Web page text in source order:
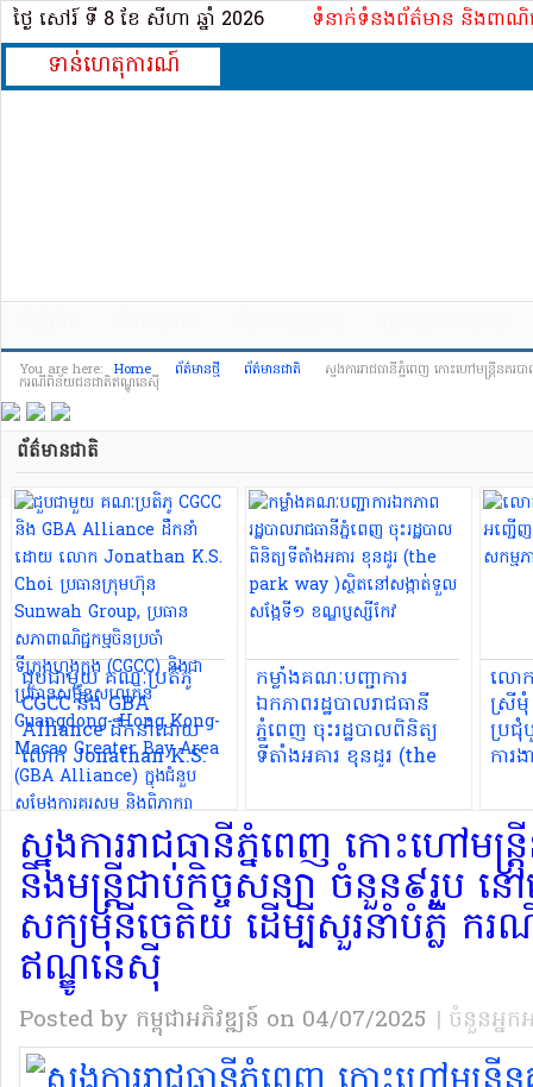
ថ្ងៃ សៅរ៍ ទី 8​ ខែ សីហា ឆ្នាំ 2026 ទំនាក់ទំនងព័ត៌មាន និងពាណិ
ទាន់ហេតុការណ៍
You are here: Home ព័ត៌មានថ្មី ព័ត៌មានជាតិ ស្នងការរាជធានីភ្នំពេញ កោះហៅមន្ត្រីនគ
ករណីពិន័យជនជាតិឥណ្ឌូនេស៊ី
ព័ត៌មានជាតិ
ជួបជាមួយ គណៈប្រតិភូ
CGCC និង GBA
Alliance ដឹកនាំដោយ
លោក Jonathan K.S.
Choi ប្រធានក្រុមហ៊ុន
Sunwah Group, ប្រធាន
សភាពាណិជ្ជកម្មចិនប្រចាំ
ទីក្រុងហុងកុង (CGCC) និង
ជាប្រធានសម្ព័ន្ធសហគ្រិន
Guangdong- Hong
Kong-Macao Greater
Bay Area (GBA
Alliance) ក្នុងជំនួប
សម្តែងការគួរសម និង
ពិភាក្សាការងារ នៅវិមាន
សន្តិភាព។
កម្លាំងគណៈបញ្ជាការ
ឯកភាពរដ្ឋបាលរាជធានី
ភ្នំពេញ ចុះរដ្ឋបាលពិនិត្យ
ទីតាំងអគារ ខុនដូរ (the
ខណ្ឌប្ញស្សីកែវ
លោក
ស្រីមុំ
ប្រជុំ
ការ
ស្នងការរាជធានីភ្នំពេញ កោះហៅមន្
និងមន្ត្រីជាប់កិច្ចសន្យា ចំនួន៩រូប
សក្យមុនីចេតិយ ដើម្បីសួរនាំបំភ្លឺ ក
ឥណ្ឌូនេស៊ី
Posted by កម្ពុជាអភិវឌ្ឍន៍ on 04/07/2025 | ចំនួនអ្នក